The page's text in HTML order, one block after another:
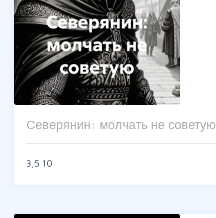
Северянин: молчать не советую
3,5 10